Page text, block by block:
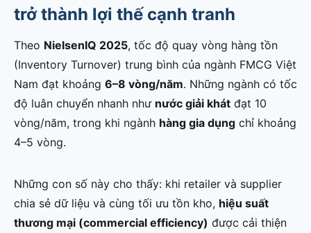
trở thành lợi thế cạnh tranh
Theo NielsenIQ 2025, tốc độ quay vòng hàng tồn
(Inventory Turnover) trung bình của ngành FMCG Việt
Nam đạt khoảng 6–8 vòng/năm. Những ngành có tốc
độ luân chuyển nhanh như nước giải khát đạt 10
vòng/năm, trong khi ngành hàng gia dụng chỉ khoảng
4–5 vòng.
Những con số này cho thấy: khi retailer và supplier
chia sẻ dữ liệu và cùng tối ưu tồn kho, hiệu suất
thương mại (commercial efficiency) được cải thiện